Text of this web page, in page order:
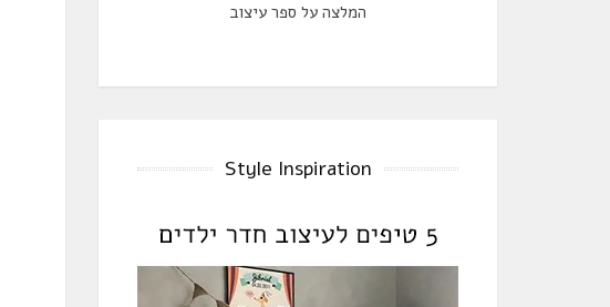
המלצה על ספר עיצוב
Style Inspiration